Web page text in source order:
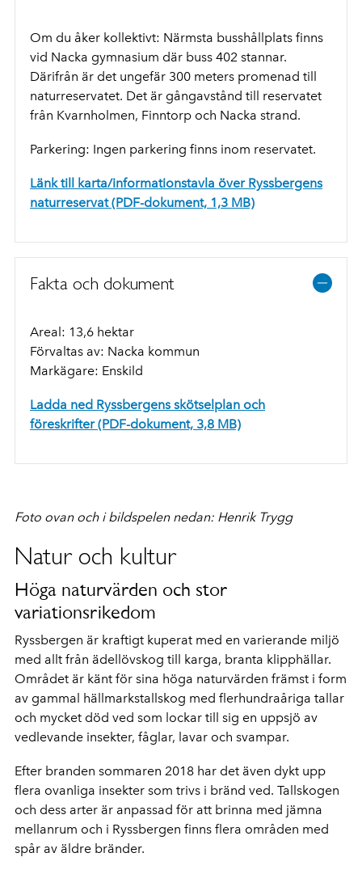
Om du åker kollektivt: Närmsta busshållplats finns
vid Nacka gymnasium där buss 402 stannar.
Därifrån är det ungefär 300 meters promenad till
naturreservatet. Det är gångavstånd till reservatet
från Kvarnholmen, Finntorp och Nacka strand.
Parkering: Ingen parkering finns inom reservatet.
Länk till karta/informationstavla över Ryssbergens
naturreservat (PDF-dokument, 1,3 MB)
Fakta och dokument
Areal: 13,6 hektar
Förvaltas av: Nacka kommun
Markägare: Enskild
Ladda ned Ryssbergens skötselplan och
föreskrifter (PDF-dokument, 3,8 MB)
Foto ovan och i bildspelen nedan: Henrik Trygg
Natur och kultur
Höga naturvärden och stor
variationsrikedom
Ryssbergen är kraftigt kuperat med en varierande miljö
med allt från ädellövskog till karga, branta klipphällar.
Området är känt för sina höga naturvärden främst i form
av gammal hällmarkstallskog med flerhundraåriga tallar
och mycket död ved som lockar till sig en uppsjö av
vedlevande insekter, fåglar, lavar och svampar.
Efter branden sommaren 2018 har det även dykt upp
flera ovanliga insekter som trivs i bränd ved. Tallskogen
och dess arter är anpassad för att brinna med jämna
mellanrum och i Ryssbergen finns flera områden med
spår av äldre bränder.